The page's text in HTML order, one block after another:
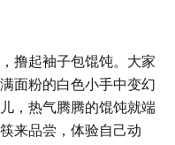
撸起袖子包馄饨。大家
面粉的白色小手中变幻
，热气腾腾的馄饨就端
来品尝，体验自己动